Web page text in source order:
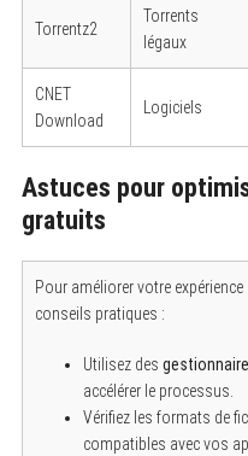
Torrentz2
Torrents
légaux
CNET
Download
Logiciels
Astuces pour
gratuits
Pour améliorer votre
conseils pratiques :
Utilisez des
accélérer le processus.
Vérifiez les formats de
compatibles avec vos
S
a
c
f
o